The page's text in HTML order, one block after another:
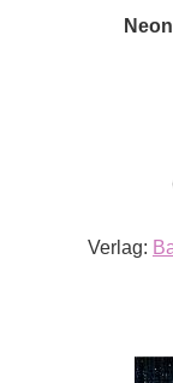
Verlag: